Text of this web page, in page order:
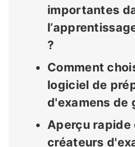
importantes
?
Comment
logiciel de
d'examens de
Aperçu rapide
créateurs